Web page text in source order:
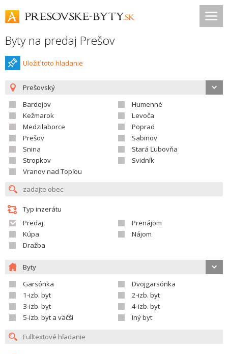
Byty na predaj Prešov
Uložiť toto hladanie
Prešovský
Bardejov
Humenné
Kežmarok
Levoča
Medzilaborce
Poprad
Prešov
Sabinov
Snina
Stará Ľubovňa
Stropkov
Svidník
Vranov nad Topľou
Typ inzerátu
Predaj
Prenájom
Kúpa
Nájom
Dražba
Byty
Garsónka
Dvojgarsónka
1-izb. byt
2-izb. byt
3-izb. byt
4-izb. byt
5-izb. byt a väčší
Iný byt